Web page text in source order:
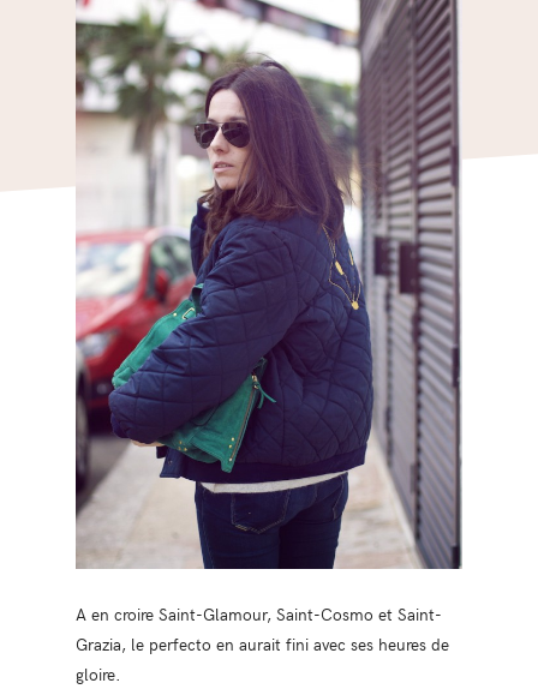
A en croire Saint-Glamour, Saint-Cosmo et Saint-
Grazia, le perfecto en aurait fini avec ses heures de
gloire.